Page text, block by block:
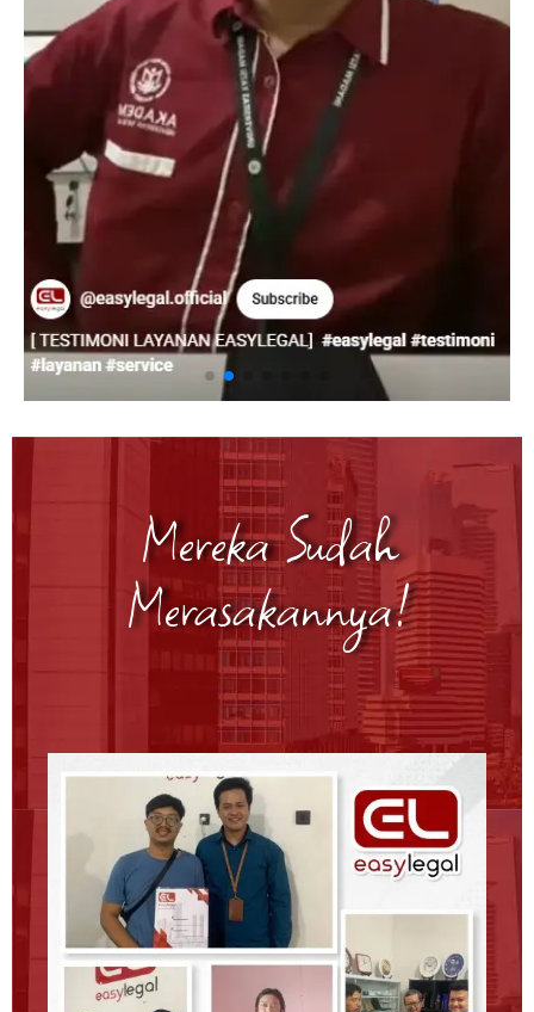
Mereka Sudah
Merasakannya!